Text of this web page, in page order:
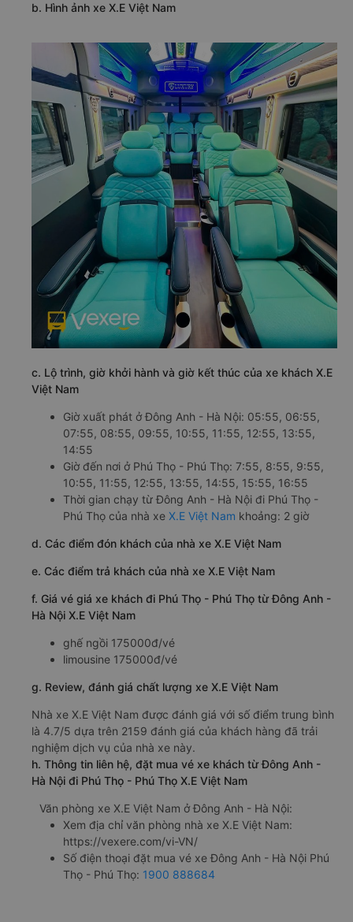
b. Hình ảnh xe X.E Việt Nam
c. Lộ trình, giờ khởi hành và giờ kết thúc của xe khách X.E
Việt Nam
Giờ xuất phát ở Đông Anh - Hà Nội: 05:55, 06:55,
07:55, 08:55, 09:55, 10:55, 11:55, 12:55, 13:55,
14:55
Giờ đến nơi ở Phú Thọ - Phú Thọ: 7:55, 8:55, 9:55,
10:55, 11:55, 12:55, 13:55, 14:55, 15:55, 16:55
Thời gian chạy từ Đông Anh - Hà Nội đi Phú Thọ -
Phú Thọ của nhà xe X.E Việt Nam khoảng: 2 giờ
d. Các điểm đón khách của nhà xe X.E Việt Nam
e. Các điểm trả khách của nhà xe X.E Việt Nam
f. Giá vé giá xe khách đi Phú Thọ - Phú Thọ từ Đông Anh -
Hà Nội X.E Việt Nam
ghế ngồi 175000đ/vé
limousine 175000đ/vé
g. Review, đánh giá chất lượng xe X.E Việt Nam
Nhà xe X.E Việt Nam được đánh giá với số điểm trung bình
là 4.7/5 dựa trên 2159 đánh giá của khách hàng đã trải
nghiệm dịch vụ của nhà xe này.
h. Thông tin liên hệ, đặt mua vé xe khách từ Đông Anh -
Hà Nội đi Phú Thọ - Phú Thọ X.E Việt Nam
Văn phòng xe X.E Việt Nam ở Đông Anh - Hà Nội:
Xem địa chỉ văn phòng nhà xe X.E Việt Nam:
https://vexere.com/vi-VN/
Số điện thoại đặt mua vé xe Đông Anh - Hà Nội Phú
Thọ - Phú Thọ: 1900 888684